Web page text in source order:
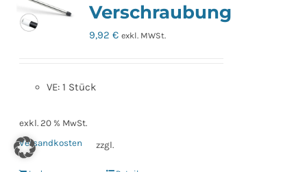
Optionen
können
Verschraubung
9,92€ exkl. MWSt.
VE: 1 Stück
exkl. 20 % MwSt.
zzgl.
Versandkosten